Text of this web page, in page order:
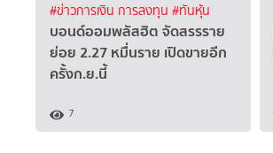
#ข่าวการเงิน การลงทุน #ทันหุ้น
บอนด์ออมพลัสฮิต จัดสรรราย
ย่อย 2.27 หมื่นราย เปิดขายอีก
ครั้งก.ย.นี้
7